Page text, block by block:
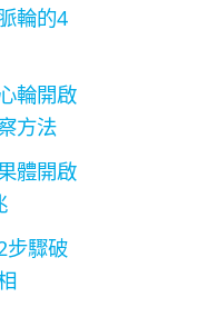
輪的4
輪開啟
方法
體開啟
步驟破